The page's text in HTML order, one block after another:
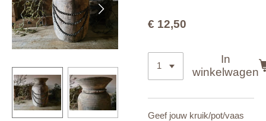
€ 12,50
In
winkelwagen
Geef jouw kruik/pot/vaas